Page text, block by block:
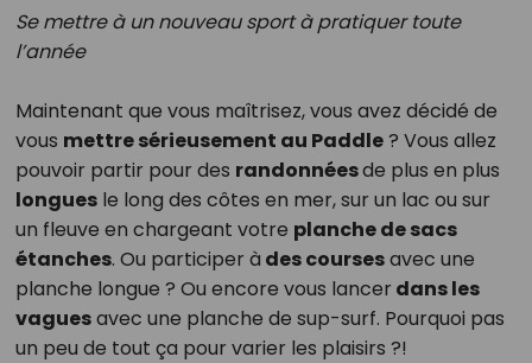
Se mettre à un nouveau sport à pratiquer toute
l’année
Maintenant que vous maîtrisez, vous avez décidé de
vous mettre sérieusement au Paddle? Vous allez
pouvoir partir pour des randonnéesde plus en plus
longuesle long des côtes en mer, sur un lac ou sur
un fleuve en chargeant votre planche de sacs
étanches. Ou participer à des coursesavec une
planche longue ? Ou encore vous lancer dans les
vaguesavec une planche de sup-surf. Pourquoi pas
un peu de tout ça pour varier les plaisirs ?!